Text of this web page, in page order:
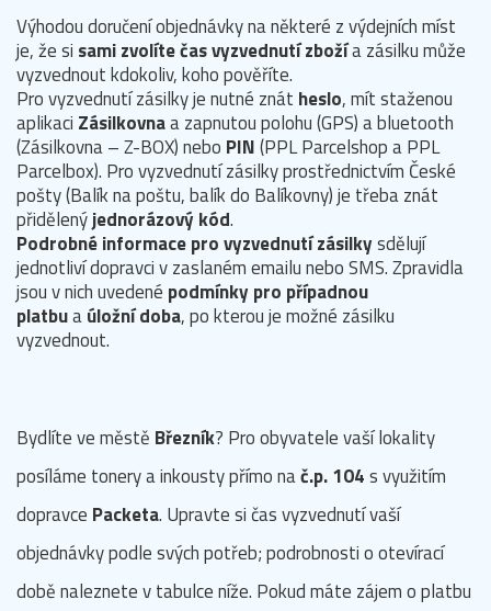
Výhodou doručení objednávky na některé z výdejních míst
je, že si sami zvolíte čas vyzvednutí zbožía zásilku může
vyzvednout kdokoliv, koho pověříte.
Pro vyzvednutí zásilky je nutné znát heslo, mít staženou
aplikaci Zásilkovnaa zapnutou polohu (GPS) a bluetooth
(Zásilkovna – Z-BOX) nebo PIN(PPL Parcelshop a PPL
Parcelbox). Pro vyzvednutí zásilky prostřednictvím České
pošty (Balík na poštu, balík do Balíkovny) je třeba znát
přidělenýjednorázový kód.
Podrobné informace pro vyzvednutí zásilkysdělují
jednotliví dopravci v zaslaném emailu nebo SMS. Zpravidla
jsou v nich uvedené podmínky pro případnou
platbuaúložní doba, po kterou je možné zásilku
vyzvednout.
Bydlíte ve městě Březník? Pro obyvatele vaší lokality
posíláme tonery a inkousty přímo nač.p. 104s využitím
dopravce Packeta. Upravte si čas vyzvednutí vaší
objednávky podle svých potřeb; podrobnosti o otevírací
době naleznete v tabulce níže. Pokud máte zájem o platbu